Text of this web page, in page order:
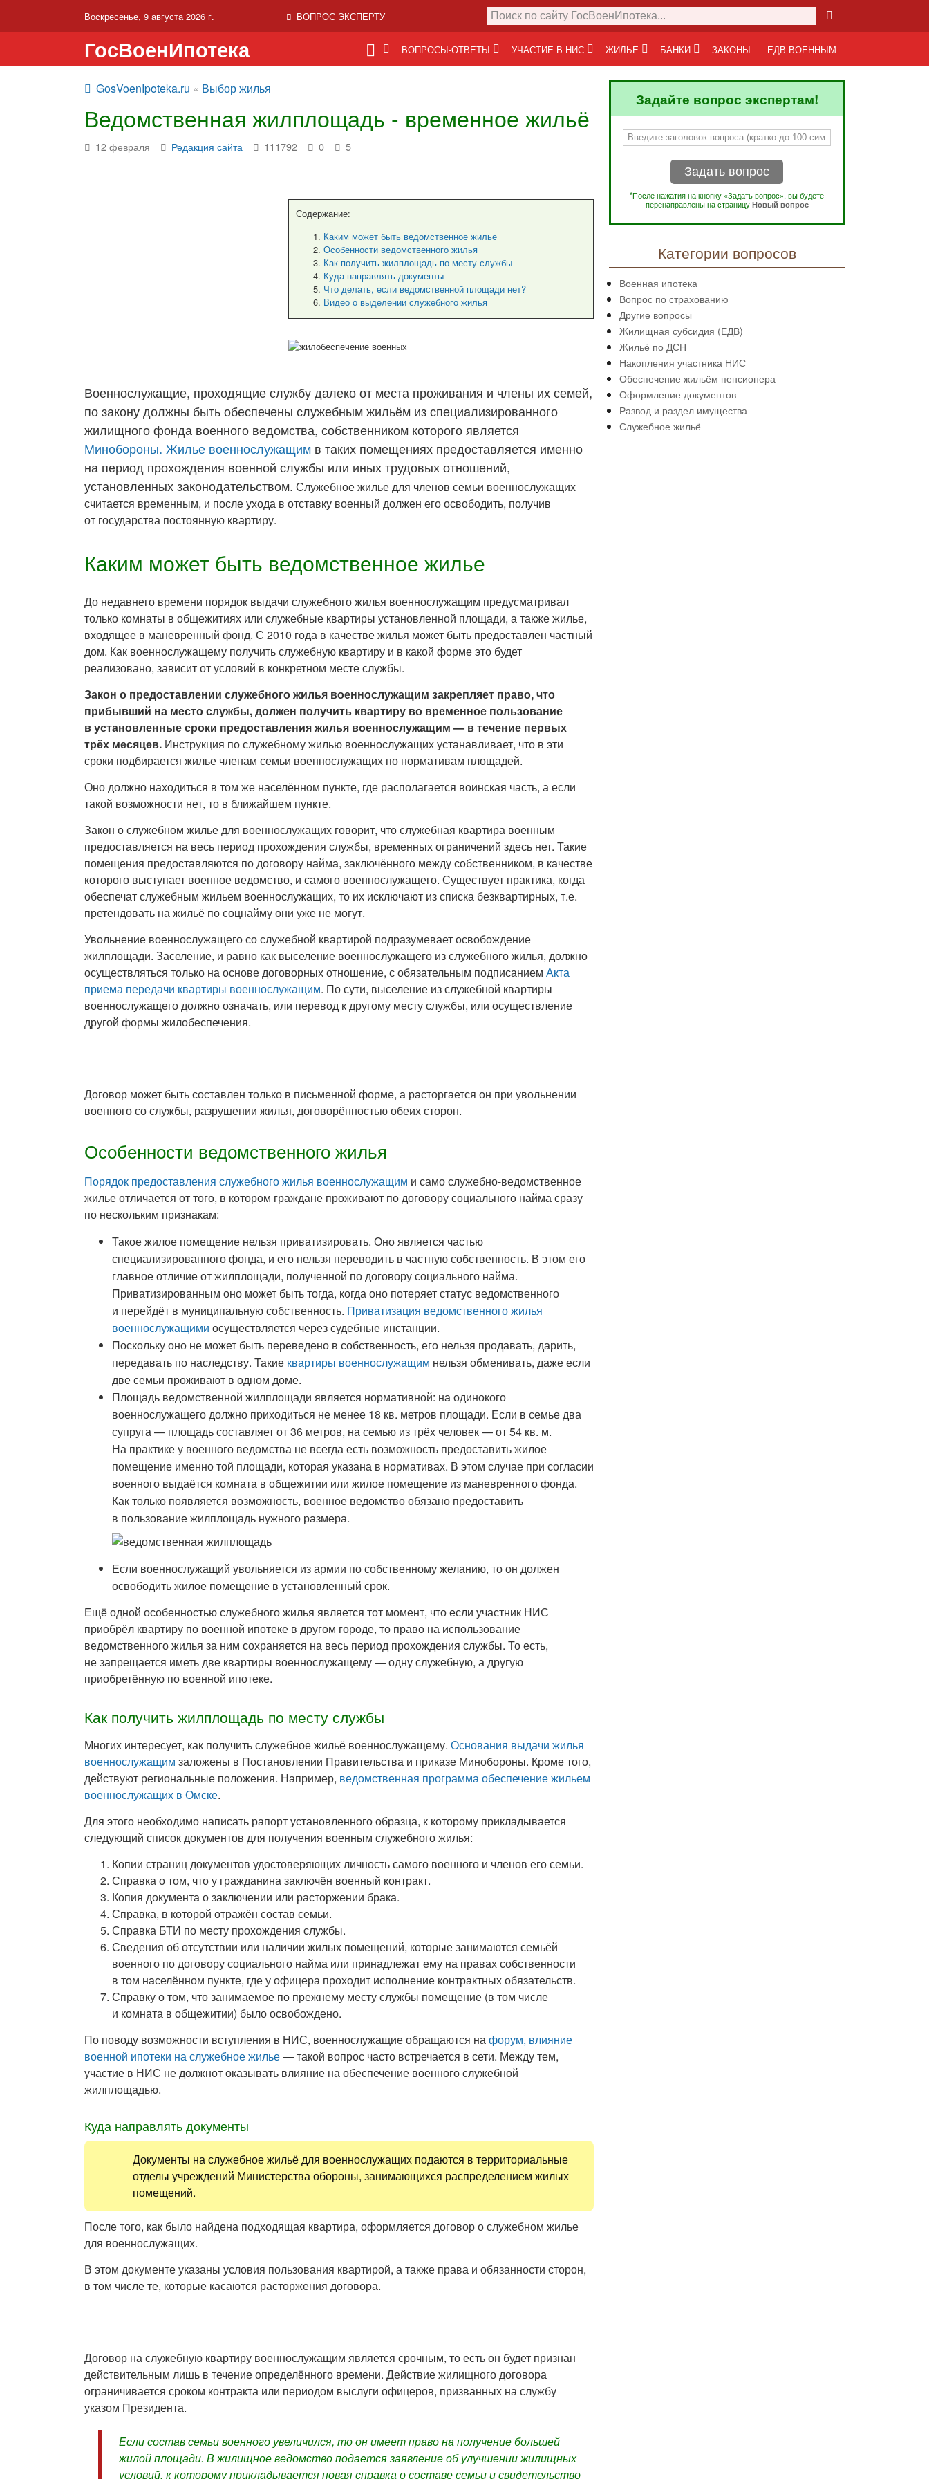
Воскресенье, 9 августа 2026 г. ВОПРОС ЭКСПЕРТУ
ГосВоенИпотека ВОПРОСЫ-ОТВЕТЫ УЧАСТИЕ В НИС ЖИЛЬЕ БАНКИ ЗАКОНЫ ЕДВ ВОЕННЫМ
GosVoenIpoteka.ru « Выбор жилья
Ведомственная жилплощадь - временное жильё
12 февраля Редакция сайта 111792 0 5
Содержание:
Каким может быть ведомственное жилье
Особенности ведомственного жилья
Как получить жилплощадь по месту службы
Куда направлять документы
Что делать, если ведомственной площади нет?
Видео о выделении служебного жилья
Военнослужащие, проходящие службу далеко от места проживания и члены их семей,
по закону должны быть обеспечены служебным жильём из специализированного
жилищного фонда военного ведомства, собственником которого является
Минобороны. Жилье военнослужащим в таких помещениях предоставляется именно
на период прохождения военной службы или иных трудовых отношений,
установленных законодательством. Служебное жилье для членов семьи военнослужащих
считается временным, и после ухода в отставку военный должен его освободить, получив
от государства постоянную квартиру.
Каким может быть ведомственное жилье
До недавнего времени порядок выдачи служебного жилья военнослужащим предусматривал
только комнаты в общежитиях или служебные квартиры установленной площади, а также жилье,
входящее в маневренный фонд. С 2010 года в качестве жилья может быть предоставлен частный
дом. Как военнослужащему получить служебную квартиру и в какой форме это будет
реализовано, зависит от условий в конкретном месте службы.
Закон о предоставлении служебного жилья военнослужащим закрепляет право, что
прибывший на место службы, должен получить квартиру во временное пользование
в установленные сроки предоставления жилья военнослужащим — в течение первых
трёх месяцев. Инструкция по служебному жилью военнослужащих устанавливает, что в эти
сроки подбирается жилье членам семьи военнослужащих по нормативам площадей.
Оно должно находиться в том же населённом пункте, где располагается воинская часть, а если
такой возможности нет, то в ближайшем пункте.
Закон о служебном жилье для военнослужащих говорит, что служебная квартира военным
предоставляется на весь период прохождения службы, временных ограничений здесь нет. Такие
помещения предоставляются по договору найма, заключённого между собственником, в качестве
которого выступает военное ведомство, и самого военнослужащего. Существует практика, когда
обеспечат служебным жильем военнослужащих, то их исключают из списка безквартирных, т.е.
претендовать на жильё по соцнайму они уже не могут.
Увольнение военнослужащего со служебной квартирой подразумевает освобождение
жилплощади. Заселение, и равно как выселение военнослужащего из служебного жилья, должно
осуществляться только на основе договорных отношение, с обязательным подписанием Акта
приема передачи квартиры военнослужащим. По сути, выселение из служебной квартиры
военнослужащего должно означать, или перевод к другому месту службы, или осуществление
другой формы жилобеспечения.
Договор может быть составлен только в письменной форме, а расторгается он при увольнении
военного со службы, разрушении жилья, договорённостью обеих сторон.
Особенности ведомственного жилья
Порядок предоставления служебного жилья военнослужащим и само служебно-ведомственное
жилье отличается от того, в котором граждане проживают по договору социального найма сразу
по нескольким признакам:
Такое жилое помещение нельзя приватизировать. Оно является частью
специализированного фонда, и его нельзя переводить в частную собственность. В этом его
главное отличие от жилплощади, полученной по договору социального найма.
Приватизированным оно может быть тогда, когда оно потеряет статус ведомственного
и перейдёт в муниципальную собственность. Приватизация ведомственного жилья
военнослужащими осуществляется через судебные инстанции.
Поскольку оно не может быть переведено в собственность, его нельзя продавать, дарить,
передавать по наследству. Такие квартиры военнослужащим нельзя обменивать, даже если
две семьи проживают в одном доме.
Площадь ведомственной жилплощади является нормативной: на одинокого
военнослужащего должно приходиться не менее 18 кв. метров площади. Если в семье два
супруга — площадь составляет от 36 метров, на семью из трёх человек — от 54 кв. м.
На практике у военного ведомства не всегда есть возможность предоставить жилое
помещение именно той площади, которая указана в нормативах. В этом случае при согласии
военного выдаётся комната в общежитии или жилое помещение из маневренного фонда.
Как только появляется возможность, военное ведомство обязано предоставить
в пользование жилплощадь нужного размера.
Если военнослужащий увольняется из армии по собственному желанию, то он должен
освободить жилое помещение в установленный срок.
Ещё одной особенностью служебного жилья является тот момент, что если участник НИС
приобрёл квартиру по военной ипотеке в другом городе, то право на использование
ведомственного жилья за ним сохраняется на весь период прохождения службы. То есть,
не запрещается иметь две квартиры военнослужащему — одну служебную, а другую
приобретённую по военной ипотеке.
Как получить жилплощадь по месту службы
Многих интересует, как получить служебное жильё военнослужащему. Основания выдачи жилья
военнослужащим заложены в Постановлении Правительства и приказе Минобороны. Кроме того,
действуют региональные положения. Например, ведомственная программа обеспечение жильем
военнослужащих в Омске.
Для этого необходимо написать рапорт установленного образца, к которому прикладывается
следующий список документов для получения военным служебного жилья:
Копии страниц документов удостоверяющих личность самого военного и членов его семьи.
Справка о том, что у гражданина заключён военный контракт.
Копия документа о заключении или расторжении брака.
Справка, в которой отражён состав семьи.
Справка БТИ по месту прохождения службы.
Сведения об отсутствии или наличии жилых помещений, которые занимаются семьёй
военного по договору социального найма или принадлежат ему на правах собственности
в том населённом пункте, где у офицера проходит исполнение контрактных обязательств.
Справку о том, что занимаемое по прежнему месту службы помещение (в том числе
и комната в общежитии) было освобождено.
По поводу возможности вступления в НИС, военнослужащие обращаются нафорум, влияние
военной ипотеки на служебное жилье— такой вопрос часто встречается в сети. Между тем,
участие в НИС не должнот оказывать влияние на обеспечение военного служебной
жилплощадью.
Куда направлять документы
Документы на служебное жильё для военнослужащих подаются в территориальные
отделы учреждений Министерства обороны, занимающихся распределением жилых
помещений.
После того, как было найдена подходящая квартира, оформляется договор о служебном жилье
для военнослужащих.
В этом документе указаны условия пользования квартирой, а также права и обязанности сторон,
в том числе те, которые касаются расторжения договора.
Договор на служебную квартиру военнослужащим является срочным, то есть он будет признан
действительным лишь в течение определённого времени. Действие жилищного договора
ограничивается сроком контракта или периодом выслуги офицеров, призванных на службу
указом Президента.
Если состав семьи военного увеличился, то он имеет право на получение большей
жилой площади. В жилищное ведомство подается заявление об улучшении жилищных
условий, к которому прикладывается новая справка о составе семьи и свидетельство
Задайте вопрос экспертам!
Задать вопрос
*После нажатия на кнопку «Задать вопрос», вы будете
перенаправлены на страницуНовый вопрос
Категории вопросов
Военная ипотека
Вопрос по страхованию
Другие вопросы
Жилищная субсидия (ЕДВ)
Жильё по ДСН
Накопления участника НИС
Обеспечение жильём пенсионера
Оформление документов
Развод и раздел имущества
Служебное жильё